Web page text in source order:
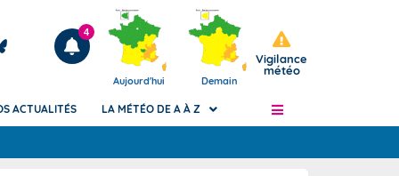
Articles
4
Aujourd'hui Demain
Vigilance
météo
ACTUALITÉS LA MÉTÉO DE A À Z